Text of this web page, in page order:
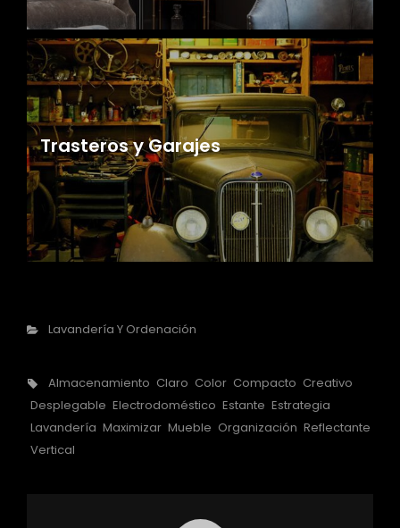
Trasteros y Garajes
Categorías
Lavandería Y Ordenación
Etiquetas,
Almacenamiento Claro Color Compacto Creativo
Desplegable Electrodoméstico Estante Estrategia
Lavandería Maximizar Mueble Organización Reflectante
Vertical